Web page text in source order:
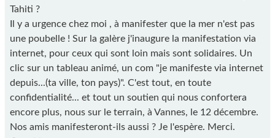
Tahiti ?
Il y a urgence chez moi , à manifester que la mer n'est pas
une poubelle ! Sur la galère j'inaugure la manifestation via
internet, pour ceux qui sont loin mais sont solidaires. Un
clic sur un tableau animé, un com "je manifeste via internet
depuis...(ta ville, ton pays)". C'est tout, en toute
confidentialité... et tout un soutien qui nous confortera
encore plus, nous sur le terrain, à Vannes, le 12 décembre.
Nos amis manifesteront-ils aussi ? Je l'espère. Merci.